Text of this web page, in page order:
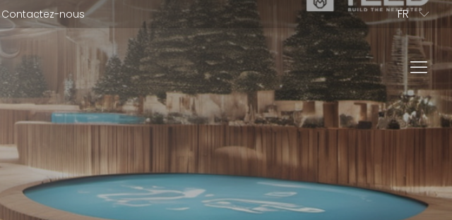
Contactez-nous
FR
PL
ES
IT
NL
EN
BLOG
JE SUIS PROFESSIONNEL